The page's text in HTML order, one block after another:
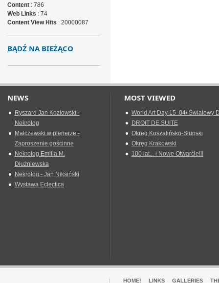
Content: 786
Web Links : 74
Content View Hits : 20000087
BĄDŹ NA BIEŻĄCO
NEWS
Ryszard Jan Kozłowski -
Nekrolog
Malczewski w plenerze -
Zaproszenie gościnne
Nekrolog Emilia M.
Dłużniewska
Nekrolog - Jan Niksiński
Wystawa Eclectica
MOST VIEWED
World Art Day 15 .04/ Światowy
DROIT DE SUITE
Okreg Koszalińsko-Słupski
Okręg Krakowski
100 lat... i Nowe Otwarcie!!!
HOME! LINKS GALLERIES